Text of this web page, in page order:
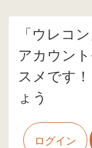
「ウレコ
アカウン
スメです
ょう
ログイン